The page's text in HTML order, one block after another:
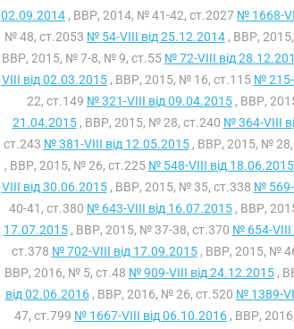
02.09.2014 , ВВР, 2014, № 41-42, ст.2027 № 1668-
№ 48, ст.2053 № 54-VIII від 25.12.2014 , ВВР,
ВВР, 2015, № 7-8, № 9, ст.55 № 72-VIII від
VIII від 02.03.2015, ВВР, 2015, № 16, ст.115 № 215-
22, ст.149 № 321-VIII від 09.04.2015 , ВВР,
21.04.2015, ВВР, 2015, № 28, ст.240 № 364-VIII
ст.243 № 381-VIII від 12.05.2015, ВВР, 2015, № 28,
, ВВР, 2015, № 26, ст.225 № 548-VIII від 18.06.2015
VIII від 30.06.2015, ВВР, 2015, № 35, ст.338 № 569-
40-41, ст.380 № 643-VIII від 16.07.2015 , ВВР,
17.07.2015, ВВР, 2015, № 37-38, ст.370 № 654-VIII
ст.378 № 702-VIII від 17.09.2015, ВВР, 2015, №
ВВР, 2016, № 5, ст.48 № 909-VIII від 24.12.2015 ,
від 02.06.2016, ВВР, 2016, № 26, ст.520 № 1389-
47, ст.799 № 1667-VIII від 06.10.2016 , ВВР,